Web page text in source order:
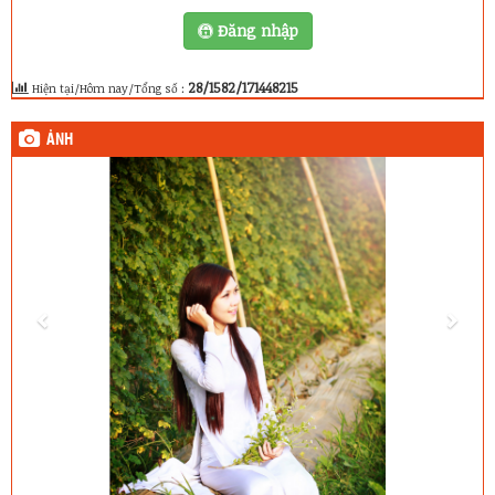
Đăng nhập
Hiện tại/Hôm nay/Tổng số : 28/1582/171448215
ẢNH